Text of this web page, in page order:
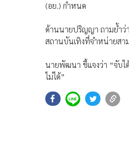
(อย.) กำหนด
ด้านนายปริญญา ถามย้ำว่
สถานบันเทิงที่จำหน่ายสา
นายพัฒนา ชี้แจงว่า “จับไ
ไม่ได้”